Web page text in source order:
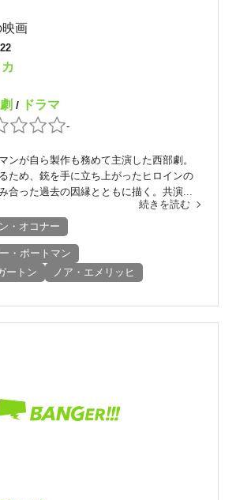
画
劇/ ドラマ
-
ンが自ら製作も務めて主演した西部劇。
ため、銃を手に立ち上がったヒロインの
合った過去の因縁とともに描く。共演...
続きを読む
・オコナー
・ポートマン
ートン
ノア・エメリッヒ